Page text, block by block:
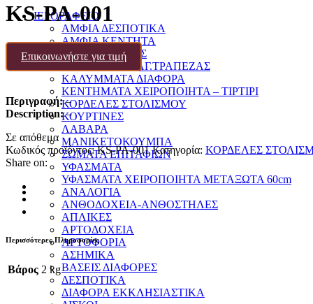
ΙΕΡΟΡΑΦΕΙΟ
ΑΜΦΙΑ ΔΕΣΠΟΤΙΚΑ
ΑΜΦΙΑ ΚΕΝΤΗΤΑ
ΑΜΦΙΑ-ΣΤΟΦΕΣ
ΚΑΛΥΜΜΑΤΑ ΑΓ.ΤΡΑΠΕΖΑΣ
ΚΑΛΥΜΜΑΤΑ ΔΙΑΦΟΡΑ
ΚΕΝΤΗΜΑΤΑ ΧΕΙΡΟΠΟΙΗΤΑ – ΤΙΡΤΙΡΙ
ΚΟΡΔΕΛΕΣ ΣΤΟΛΙΣΜΟΥ
ΚΟΥΡΤΙΝΕΣ
ΛΑΒΑΡΑ
ΜΑΝΙΚΕΤΟΚΟΥΜΠΑ
ΣΩΜΑΤΑ ΕΠΙΤΑΦΙΩΝ
ΥΦΑΣΜΑΤΑ
ΥΦΑΣΜΑΤΑ ΧΕΙΡΟΠΟΙΗΤΑ ΜΕΤΑΞΩΤΑ 60cm
ΑΝΑΛΟΓΙΑ
ΑΝΘΟΔΟΧΕΙΑ-ΑΝΘΟΣΤΗΛΕΣ
ΑΠΛΙΚΕΣ
ΑΡΤΟΔΟΧΕΙΑ
ΑΡΤΟΦΟΡΙΑ
ΑΣΗΜΙΚΑ
ΒΑΣΕΙΣ ΔΙΑΦΟΡΕΣ
ΔΕΣΠΟΤΙΚΑ
ΔΙΑΦΟΡΑ ΕΚΚΛΗΣΙΑΣΤΙΚΑ
KS-PA-001
Επικοινωνήστε για τιμή
Περιγραφή:–
Description:–
Σε απόθεμα
Κωδικός προϊόντος:KS-PA-001 Κατηγορία: ΚΟΡΔΕΛΕΣ
Share on:
Περισσότερες Πληροφορίες
Βάρος 2 kg